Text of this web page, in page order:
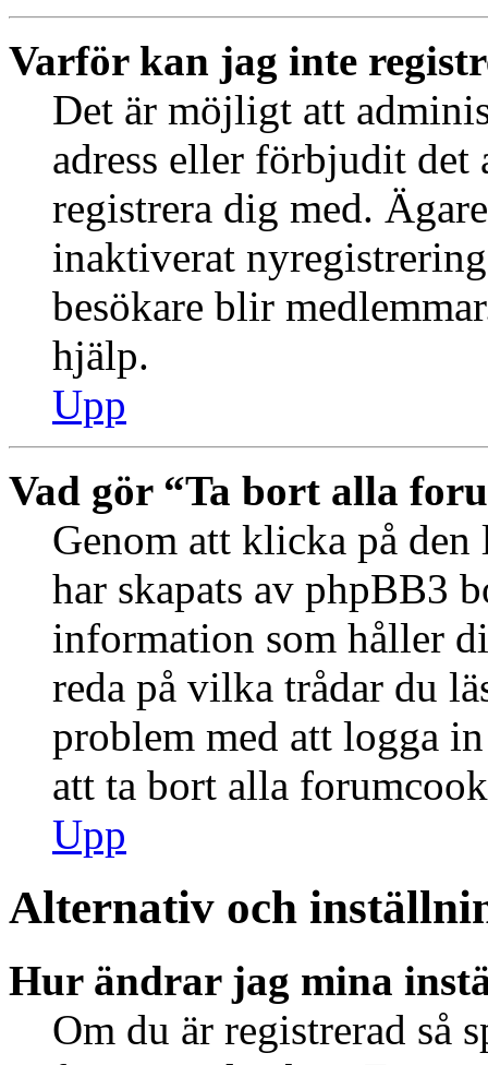
Varför kan jag inte
Det är möjligt att
adress eller förbjudit det
registrera dig med.
inaktiverat
besökare blir
hjälp.
Upp
Vad gör “Ta bort alla
Genom att klicka på den
har skapats av phpBB3
information som håller
reda på vilka trådar du
problem med att logga
att ta bort alla
Upp
Alternativ och
Hur ändrar jag mina
Om du är registrerad så